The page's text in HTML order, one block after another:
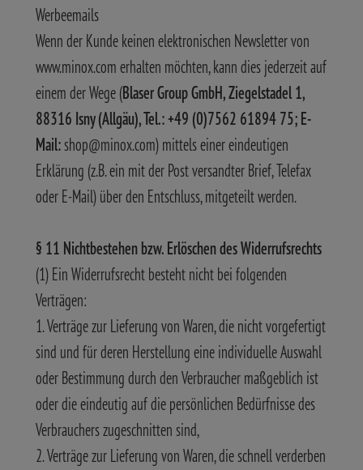
Werbeemails
Wenn der Kunde keinen elektronischen Newsletter von
www.minox.com erhalten möchten, kann dies jederzeit auf
einem der Wege (Blaser Group GmbH, Ziegelstadel 1,
88316 Isny (Allgäu), Tel.: +49 (0)7562 61894 75; E-
Mail:shop@minox.com) mittels einer eindeutigen
Erklärung (z.B. ein mit der Post versandter Brief, Telefax
oder E-Mail) über den Entschluss, mitgeteilt werden.
§ 11 Nichtbestehen bzw. Erlöschen des Widerrufsrechts
(1) Ein Widerrufsrecht besteht nicht bei folgenden
Verträgen:
1. Verträge zur Lieferung von Waren, die nicht vorgefertigt
sind und für deren Herstellung eine individuelle Auswahl
oder Bestimmung durch den Verbraucher maßgeblich ist
oder die eindeutig auf die persönlichen Bedürfnisse des
Verbrauchers zugeschnitten sind,
2. Verträge zur Lieferung von Waren, die schnell verderben